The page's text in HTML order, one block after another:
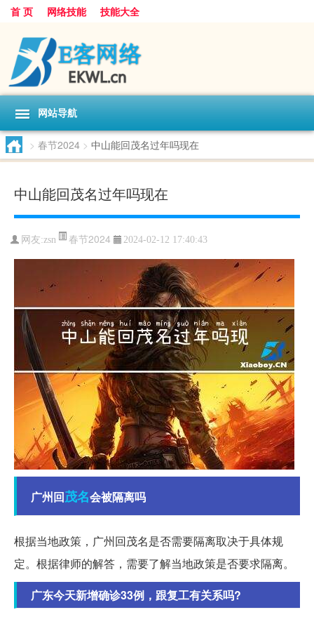
首 页 网络技能 技能大全
网站导航
> 春节2024 > 中山能回茂名过年吗现在
中山能回茂名过年吗现在
网友:zsn 春节2024 2024-02-12 17:40:43
广州回茂名会被隔离吗
根据当地政策，广州回茂名是否需要隔离取决于具体规
定。根据律师的解答，需要了解当地政策是否要求隔离。
广东今天新增确诊33例，跟复工有关系吗?